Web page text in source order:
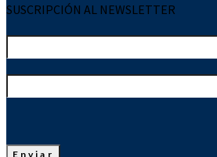
SUSCRIPCIÓN AL NEWSLETTER